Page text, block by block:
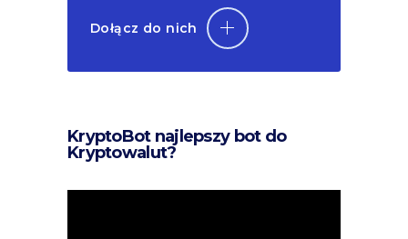
Dołącz do nich
KryptoBot najlepszy bot do
Kryptowalut?